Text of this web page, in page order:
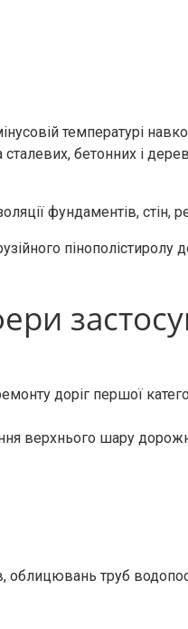
температурі
бетонних і
фундаментів, стін,
пінополістиролу
доріг першої
шару
облицювань труб